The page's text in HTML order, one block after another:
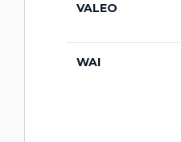
VALEO
WAI